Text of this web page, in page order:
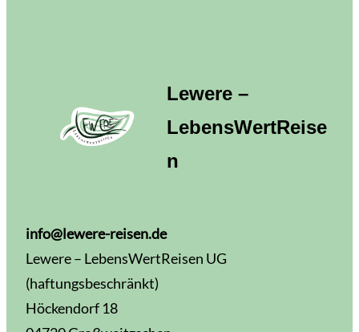
Lewere –
LebensWertReise
n
info@lewere-reisen.de
Lewere – LebensWertReisen UG
(haftungsbeschränkt)
Höckendorf 18